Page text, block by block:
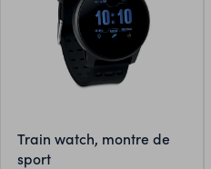
train watch, montre de
sport